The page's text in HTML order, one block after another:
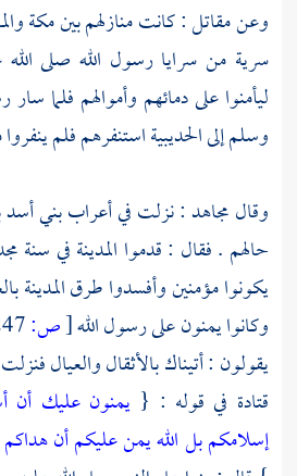
وعنمقاتل: كانت منازلهم بينمكة
سرية من سرايا رسول الله صلى الله
ليأمنوا على دمائهم وأموالهم فلما
وسلم إلىالحديبيةاستنفرهم فلم
وقالمجاهد: نزلت فيأعراب بني
حالهم . فقال : قدموا المدينةفي سنة
يكونوا مؤمنين وأفسدوا طرقالمدينة
وكانوا يمنون على رسول الله[ص:
يقولون : أتيناك بالأثقال والعيال
قتادة في قوله : {يمنون عليك أن
إسلامكم بل الله يمن عليكم أن هداكم